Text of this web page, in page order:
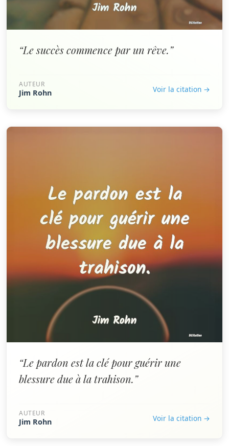
“Le succès commence par un rêve.”
AUTEUR
Jim Rohn Voir la citation →
“Le pardon est la clé pour guérir une
blessure due à la trahison.”
AUTEUR
Jim Rohn Voir la citation →